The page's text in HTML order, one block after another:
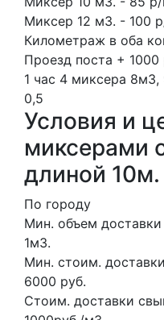
Миксер 12 м3. - 100
Километраж в оба
Проезд поста + 1000
1 час 4 миксера 8м3,
0,5
Условия и
миксерами
длиной 10м.
По городу
Мин. объем доставки
1м3.
Мин. стоим. доставки
6000 руб.
Стоим. доставки